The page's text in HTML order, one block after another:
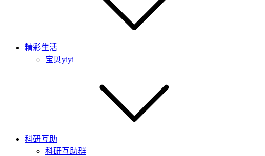
精彩生活
宝贝yiyi
科研互助
科研互助群